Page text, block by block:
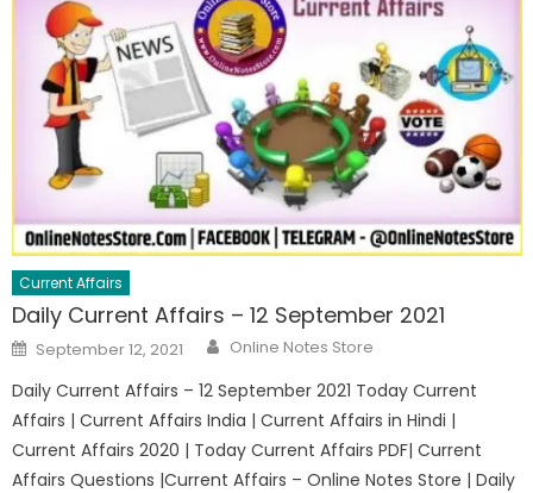
Current Affairs
Daily Current Affairs – 12 September 2021
September 12, 2021 Online Notes Store
Daily Current Affairs – 12 September 2021 Today Current
Affairs | Current Affairs India | Current Affairs in Hindi |
Current Affairs 2020 | Today Current Affairs PDF| Current
Affairs Questions |Current Affairs – Online Notes Store | Daily